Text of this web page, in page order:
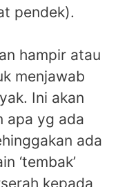
pendek).
hampir atau
menjawab
Ini akan
apa yg ada
ada
‘tembak’
kepada